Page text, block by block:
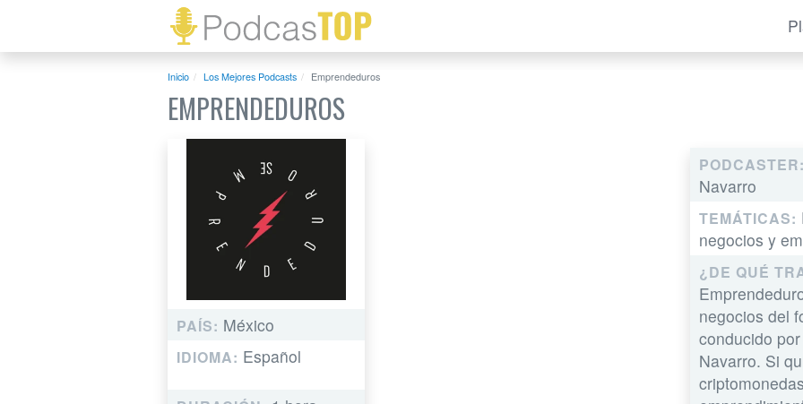
Inicio Los Mejores Podcasts Emprendeduros
EMPRENDEDUROS
PAÍS: México
IDIOMA: Español
PODCASTER:
Navarro
TEMÁTICAS:
negocios y
¿DE QUÉ
negocios del
conducido
Navarro. Si